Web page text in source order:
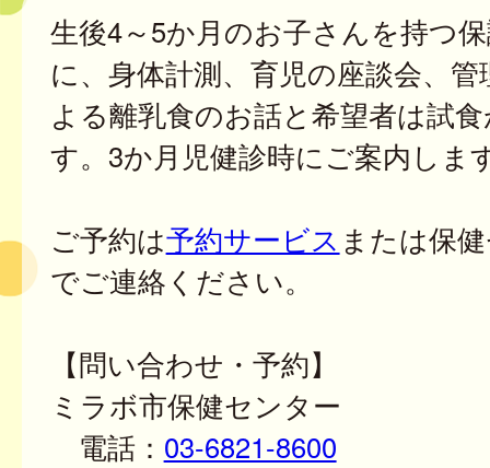
生後4～5か月のお子さんを持つ
に、身体計測、育児の座談会、管
よる離乳食のお話と希望者は試
す。3か月児健診時にご案内しま
ご予約は予約サービス または保
でご連絡ください。
【問い合わせ・予約】
ミラボ市保健センター
電話： 03-6821-8600